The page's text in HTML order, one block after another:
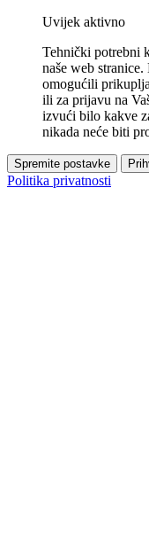
Uvijek aktivno
Tehnički potrebni
naše web
omogućili
ili za prijavu na
izvući bilo kakve
nikada neće biti
Spremite postavke
Politika privatnosti